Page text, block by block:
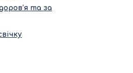
та за